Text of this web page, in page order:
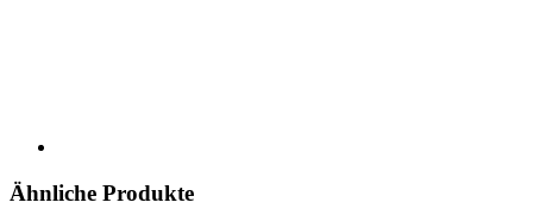
Ähnliche Produkte